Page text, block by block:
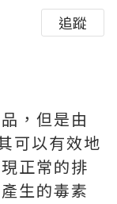
追蹤
，但是由
可以有效地
正常的排
生的毒素